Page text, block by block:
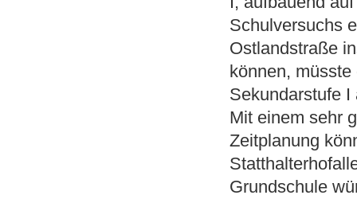
Schulversuchs
Ostlandstraße
können,
Sekundarstufe
Mit einem sehr
Zeitplanung
Grundschule